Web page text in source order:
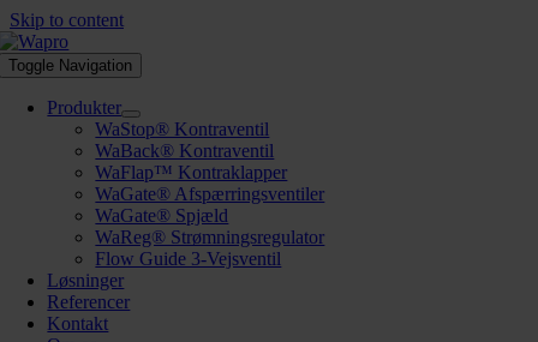
Skip to content
Toggle Navigation
Produkter
WaStop® Kontraventil
WaBack® Kontraventil
WaFlap™ Kontraklapper
WaGate® Afspærringsventiler
WaGate® Spjæld
WaReg® Strømningsregulator
Flow Guide 3-Vejsventil
Løsninger
Referencer
Kontakt